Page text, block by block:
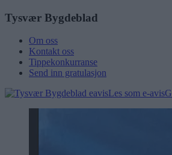
Tysvær Bygdeblad
Om oss
Kontakt oss
Tippekonkurranse
Send inn gratulasjon
Les som e-avis